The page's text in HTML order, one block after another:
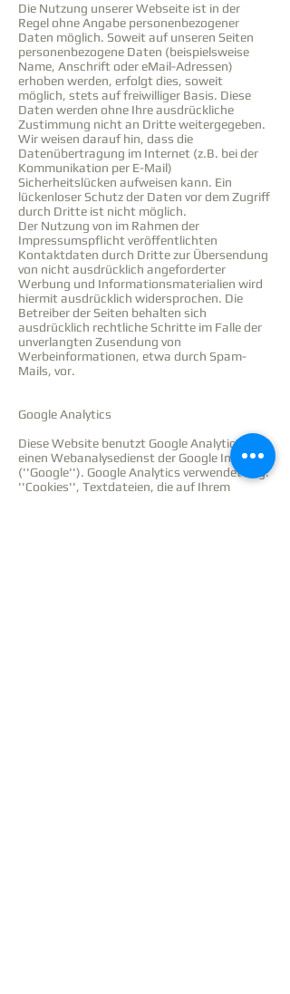
Die Nutzung unserer Webseite ist in der
Regel ohne Angabe personenbezogener
Daten möglich. Soweit auf unseren Seiten
personenbezogene Daten (beispielsweise
Name, Anschrift oder eMail-Adressen)
erhoben werden, erfolgt dies, soweit
möglich, stets auf freiwilliger Basis. Diese
Daten werden ohne Ihre ausdrückliche
Zustimmung nicht an Dritte weitergegeben.
Wir weisen darauf hin, dass die
Datenübertragung im Internet (z.B. bei der
Kommunikation per E-Mail)
Sicherheitslücken aufweisen kann. Ein
lückenloser Schutz der Daten vor dem Zugriff
durch Dritte ist nicht möglich.
Der Nutzung von im Rahmen der
Impressumspflicht veröffentlichten
Kontaktdaten durch Dritte zur Übersendung
von nicht ausdrücklich angeforderter
Werbung und Informationsmaterialien wird
hiermit ausdrücklich widersprochen. Die
Betreiber der Seiten behalten sich
ausdrücklich rechtliche Schritte im Falle der
unverlangten Zusendung von
Werbeinformationen, etwa durch Spam-
Mails, vor.
Google Analytics
Diese Website benutzt Google Analytics,
einen Webanalysedienst der Google Inc.
(''Google''). Google Analytics verwendet sog.
''Cookies'', Textdateien, die auf Ihrem